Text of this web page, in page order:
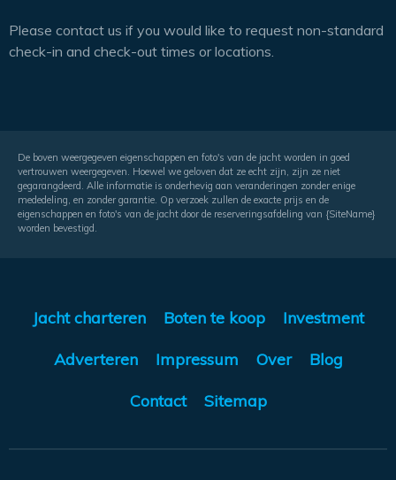
Please contact us if you would like to request non-standard
check-in and check-out times or locations.
De boven weergegeven eigenschappen en foto's van de jacht worden in goed
vertrouwen weergegeven. Hoewel we geloven dat ze echt zijn, zijn ze niet
gegarangdeerd. Alle informatie is onderhevig aan veranderingen zonder enige
mededeling, en zonder garantie. Op verzoek zullen de exacte prijs en de
eigenschappen en foto's van de jacht door de reserveringsafdeling van {SiteName}
worden bevestigd.
Jacht charteren Boten te koop Investment
Adverteren Impressum Over Blog
Contact Sitemap